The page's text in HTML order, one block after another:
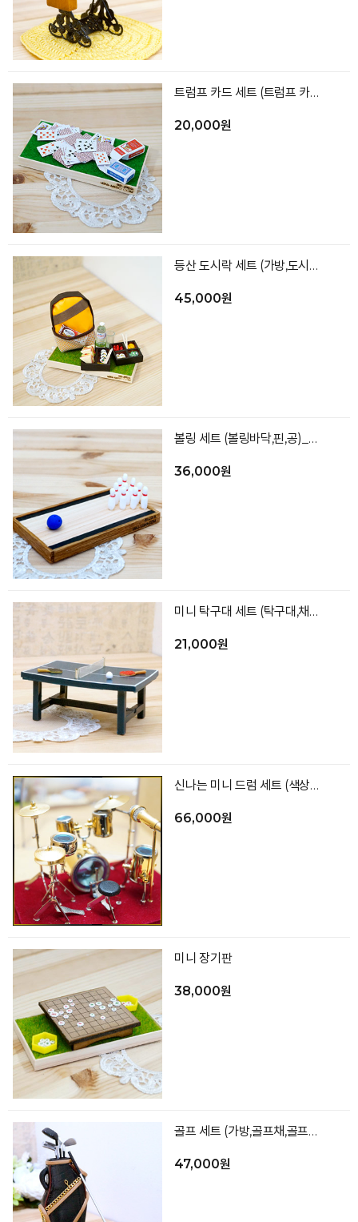
트럼프 카드 세트 (트럼프 카드,바닥)
20,000원
등산 도시락 세트 (가방,도시락2,생수,컵,잔디바닥)_색상랜덤
45,000원
볼링 세트 (볼링바닥,핀,공)_랜덤발송
36,000원
미니 탁구대 세트 (탁구대,채2,공)
21,000원
신나는 미니 드럼 세트 (색상랜덤)
66,000원
미니 장기판
38,000원
골프 세트 (가방,골프채,골프공,바닥)_색상랜덤
47,000원